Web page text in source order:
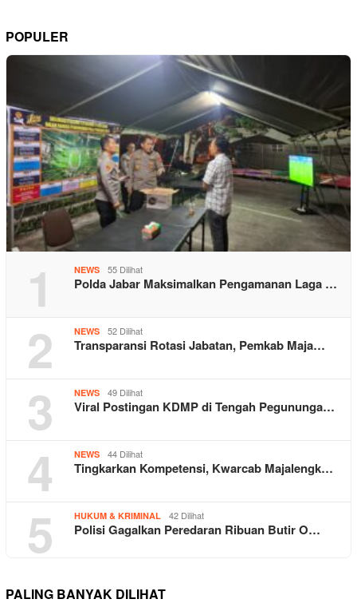
POPULER
1 NEWS 55 Dilihat
Polda Jabar Maksimalkan Pengamanan Laga …
2 NEWS 52 Dilihat
Transparansi Rotasi Jabatan, Pemkab Maja…
3 NEWS 49 Dilihat
Viral Postingan KDMP di Tengah Pegununga…
4 NEWS 44 Dilihat
Tingkarkan Kompetensi, Kwarcab Majalengk…
5 HUKUM & KRIMINAL 42 Dilihat
Polisi Gagalkan Peredaran Ribuan Butir O…
PALING BANYAK DILIHAT